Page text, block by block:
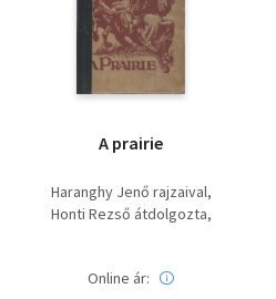
A prairie
Haranghy Jenő rajzaival
Honti Rezső átdolgozta
Online ár: